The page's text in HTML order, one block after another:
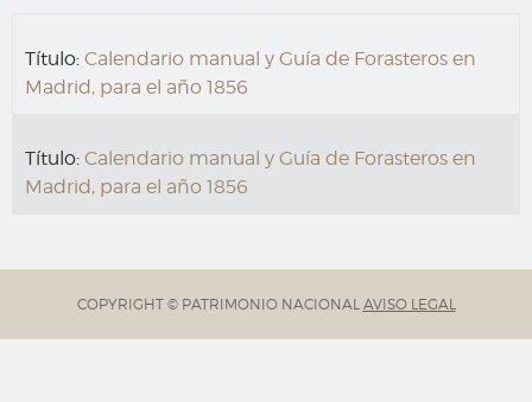
Título: Calendario manual y Guía de Forasteros en
Madrid, para el año 1856
Título: Calendario manual y Guía de Forasteros en
Madrid, para el año 1856
COPYRIGHT © PATRIMONIO NACIONAL AVISO LEGAL